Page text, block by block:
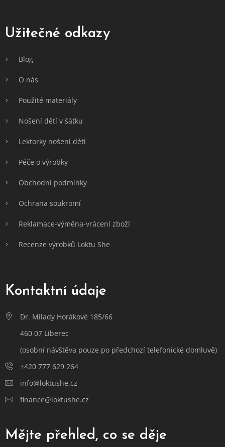
Užitečné odkazy
Blog
O nás
Použité materiály
Nošení dětí v šátku
Lektorky nošení dětí
Péče o výrobky
Obchodní podmínky
Ochrana soukromí
Reklamace-výměna-vrácení zboží
Recenze výrobků Loktu She
Kontaktní údaje
Dr. Milady Horákové 185/66
460 07 Liberec
(osobní návštěva pouze po předchozí telefonické domluvě)
+420 777 629 264
info@loktushe.cz
finance@loktushe.cz
Mějte přehled, co se děje